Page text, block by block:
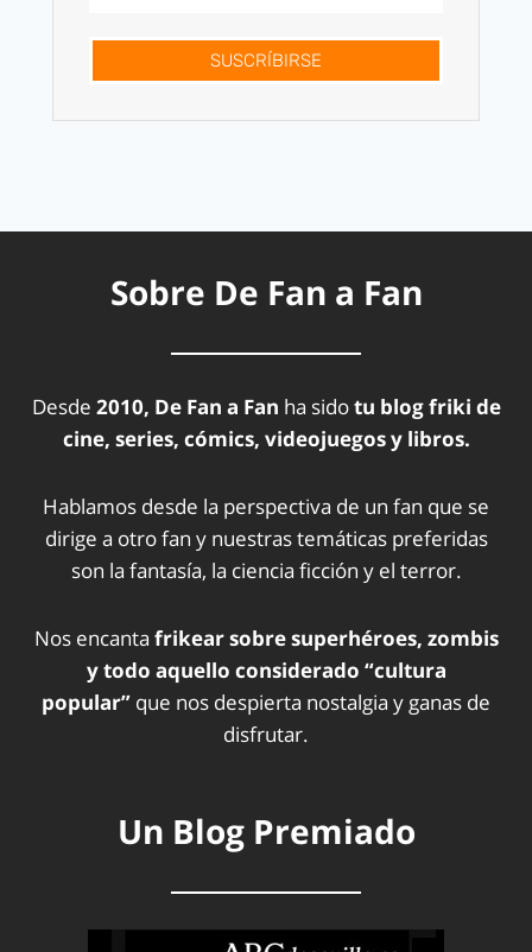
SUSCRÍBIRSE
Sobre De Fan a Fan
Desde 2010, De Fan a Fan ha sidotu blog friki de
cine, series, cómics, videojuegos y libros.
Hablamos desde la perspectiva de un fan que se
dirige a otro fan y nuestras temáticas preferidas
son la fantasía, la ciencia ficción y el terror.
Nos encanta frikear sobre superhéroes, zombis
y todo aquello considerado “cultura
popular” que nos despierta nostalgia y ganas de
disfrutar.
Un Blog Premiado